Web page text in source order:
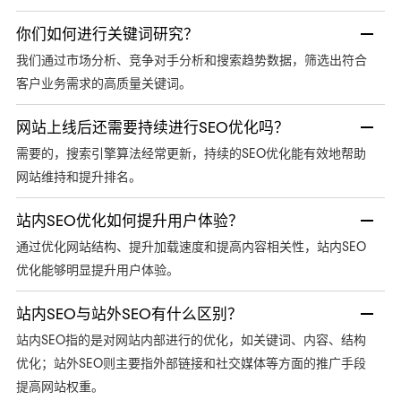
你们如何进行关键词研究？
我们通过市场分析、竞争对手分析和搜索趋势数据，筛选出符合
客户业务需求的高质量关键词。
网站上线后还需要持续进行SEO优化吗？
需要的，搜索引擎算法经常更新，持续的SEO优化能有效地帮助
网站维持和提升排名。
站内SEO优化如何提升用户体验？
通过优化网站结构、提升加载速度和提高内容相关性，站内SEO
优化能够明显提升用户体验。
站内SEO与站外SEO有什么区别？
站内SEO指的是对网站内部进行的优化，如关键词、内容、结构
优化；站外SEO则主要指外部链接和社交媒体等方面的推广手段
提高网站权重。